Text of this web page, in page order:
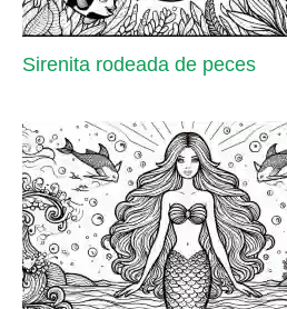
Sirenita rodeada de peces